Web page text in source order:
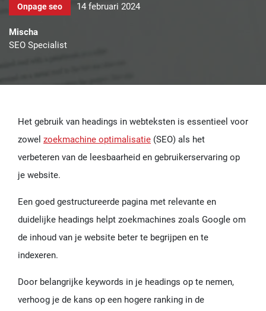
Onpage seo 14 februari 2024
Mischa
SEO Specialist
Het gebruik van headings in webteksten is essentieel voor
zowel zoekmachine optimalisatie (SEO) als het
verbeteren van de leesbaarheid en gebruikerservaring op
je website.
Een goed gestructureerde pagina met relevante en
duidelijke headings helpt zoekmachines zoals Google om
de inhoud van je website beter te begrijpen en te
indexeren.
Door belangrijke keywords in je headings op te nemen,
verhoog je de kans op een hogere ranking in de